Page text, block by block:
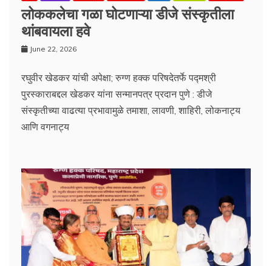
लोककलेचा गळा घोटणाऱ्या डीजे संस्कृतीला
थांबवायला हवे
June 22, 2026
रघुवीर खेडकर यांची अपेक्षा; रुग्ण हक्क परिषदेतर्फे पद्मश्री
पुरस्काराबद्दल खेडकर यांना सन्मानपत्र प्रदान पुणे : डीजे
संस्कृतीच्या वाढत्या प्रभावामुळे तमाशा, लावणी, शाहिरी, लोकनाट्य
आणि वगनाट्य